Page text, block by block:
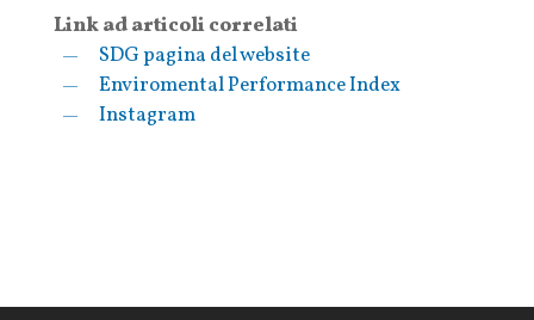
Link ad articoli correlati
SDG pagina del website
Enviromental Performance Index
Instagram